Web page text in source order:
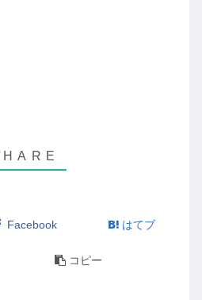
Facebook はてブ
コピー